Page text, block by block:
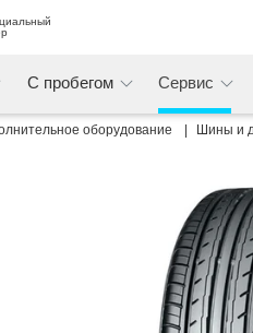
С пробегом Сервис
оборудование Шины и